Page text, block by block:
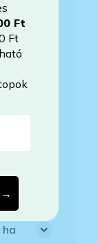
Ft
Ft
Nem akarok lemaradni →